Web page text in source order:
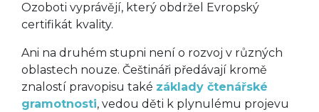
Ozoboti vyprávějí, který obdržel Evropský
certifikát kvality.
Ani na druhém stupni není o rozvoj v různých
oblastech nouze. Češtináři předávají kromě
znalostí pravopisu také základy čtenářské
gramotnosti, vedou děti k plynulému projevu